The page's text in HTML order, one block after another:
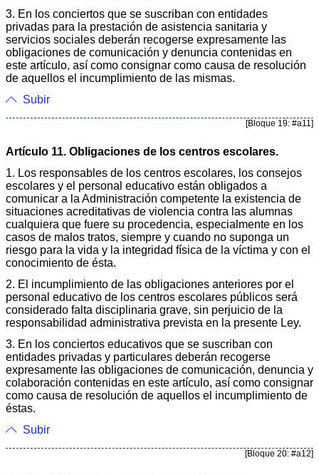
3. En los conciertos que se suscriban con entidades
privadas para la prestación de asistencia sanitaria y
servicios sociales deberán recogerse expresamente las
obligaciones de comunicación y denuncia contenidas en
este artículo, así como consignar como causa de resolución
de aquellos el incumplimiento de las mismas.
Subir
[Bloque 19: #a11]
Artículo 11. Obligaciones de los centros escolares.
1. Los responsables de los centros escolares, los consejos
escolares y el personal educativo están obligados a
comunicar a la Administración competente la existencia de
situaciones acreditativas de violencia contra las alumnas
cualquiera que fuere su procedencia, especialmente en los
casos de malos tratos, siempre y cuando no suponga un
riesgo para la vida y la integridad física de la víctima y con el
conocimiento de ésta.
2. El incumplimiento de las obligaciones anteriores por el
personal educativo de los centros escolares públicos será
considerado falta disciplinaria grave, sin perjuicio de la
responsabilidad administrativa prevista en la presente Ley.
3. En los conciertos educativos que se suscriban con
entidades privadas y particulares deberán recogerse
expresamente las obligaciones de comunicación, denuncia y
colaboración contenidas en este artículo, así como consignar
como causa de resolución de aquellos el incumplimiento de
éstas.
Subir
[Bloque 20: #a12]